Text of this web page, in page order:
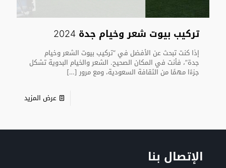
تركيب بيوت شعر وخيام جدة 2024
إذا كنت تبحث عن الأفضل في “تركيب بيوت الشعر وخيام
جدة”، فأنت في المكان الصحيح. الشعر والخيام البدوية تشكل
جزءًا مهمًا من الثقافة السعودية، ومع مرور[…]
عرض المزيد
الإتصال بنا